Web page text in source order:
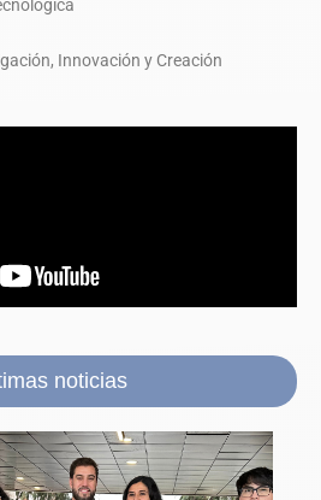
Innovación y Creación
noticias